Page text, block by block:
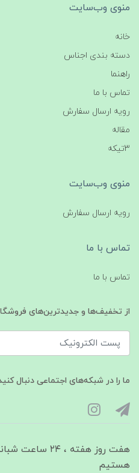
منوی وب‌سایت
خانه
دسته بندی اجناس
راهنما
تماس با ما
رویه ارسال سفارش
مقاله
3تیکه
منوی وب‌سایت
رویه ارسال سفارش
تماس با ما
تماس با ما
از تخفیف‌ها و جدیدترین‌های
ما را در شبکه‌های اجتماعی دنبال
هفت روز هفته ،
هستیم